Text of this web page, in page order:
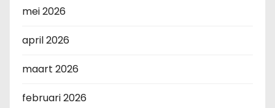
mei 2026
april 2026
maart 2026
februari 2026